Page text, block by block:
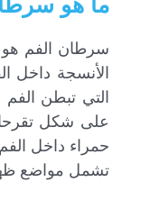
سرطان الفم
الأنسجة داخل
التي تبطن
على شكل
حمراء داخل
تشمل مواضع